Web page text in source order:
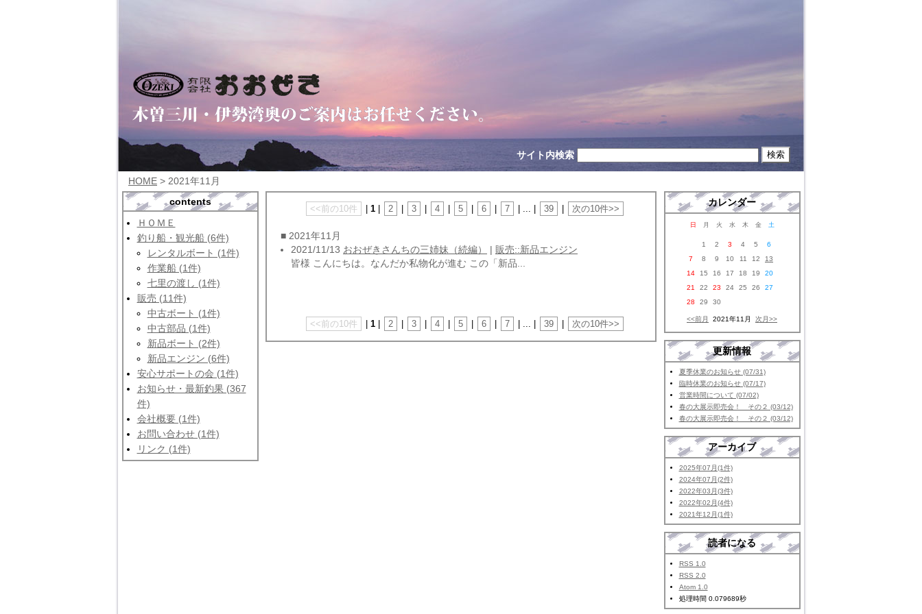
サイト内検索
HOME > 2021年11月
contents
ＨＯＭＥ
釣り船・観光船 (6件)
レンタルボート (1件)
作業船 (1件)
七里の渡し (1件)
販売 (11件)
中古ボート (1件)
中古部品 (1件)
新品ボート (2件)
新品エンジン (6件)
安心サポートの会 (1件)
お知らせ・最新釣果 (367
件)
会社概要 (1件)
お問い合わせ (1件)
リンク (1件)
<<前の10件 1| 2 3 4 5 6 7 | ... | 39 次の10件>>
■ 2021年11月
2021/11/13 おおぜきさんちの三姉妹（続編） | 販売::新品エンジン
皆様 こんにちは。なんだか私物化が進む この「新品...
<<前の10件 1| 2 3 4 5 6 7 | ... | 39 次の10件>>
カレンダー
日 月 火 水 木 金 土
1 2 3 4 5
6
7
8 9 10 11 12
13
14
15 16 17 18 19
20
21
22 23 24 25 26
27
28
29 30
<<前月 2021年11月 次月>>
更新情報
夏季休業のお知らせ (07/31)
臨時休業のお知らせ (07/17)
営業時間について (07/02)
春の大展示即売会！ その２ (03/12)
春の大展示即売会！ その２ (03/12)
アーカイブ
2025年07月(1件)
2024年07月(2件)
2022年03月(3件)
2022年02月(4件)
2021年12月(1件)
読者になる
RSS 1.0
RSS 2.0
Atom 1.0
処理時間 0.079689秒